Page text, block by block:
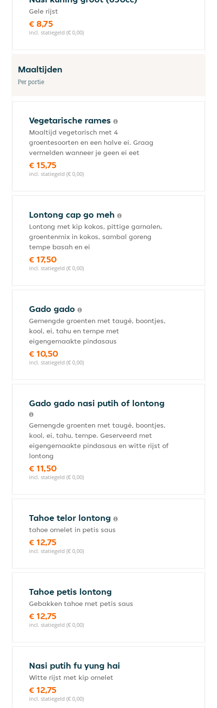
Gele rijst
€ 8,75
incl. statiegeld (€ 0,00)
Maaltijden
Per portie
Vegetarische rames
Maaltijd vegetarisch met 4
groentesoorten en een halve ei. Graag
vermelden wanneer je geen ei eet
€ 15,75
incl. statiegeld (€ 0,00)
Lontong cap go meh
Lontong met kip kokos, pittige garnalen,
groentenmix in kokos, sambal goreng
tempe basah en ei
€ 17,50
incl. statiegeld (€ 0,00)
Gado gado
Gemengde groenten met taugé, boontjes,
kool, ei, tahu en tempe met
eigengemaakte pindasaus
€ 10,50
incl. statiegeld (€ 0,00)
Gado gado nasi putih of lontong
Gemengde groenten met taugé, boontjes,
kool, ei, tahu, tempe. Geserveerd met
eigengemaakte pindasaus en witte rijst of
lontong
€ 11,50
incl. statiegeld (€ 0,00)
Tahoe telor lontong
tahoe omelet in petis saus
€ 12,75
incl. statiegeld (€ 0,00)
Tahoe petis lontong
Gebakken tahoe met petis saus
€ 12,75
incl. statiegeld (€ 0,00)
Nasi putih fu yung hai
Witte rijst met kip omelet
€ 12,75
incl. statiegeld (€ 0,00)